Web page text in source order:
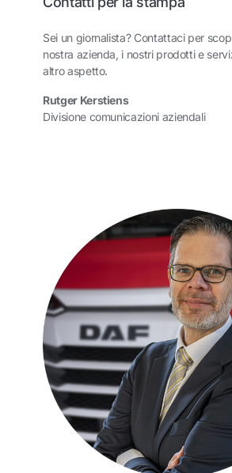
Sei un giornalista? Contattaci per
nostra azienda, i nostri prodotti e
altro aspetto.
Rutger Kerstiens
Divisione comunicazioni aziendali